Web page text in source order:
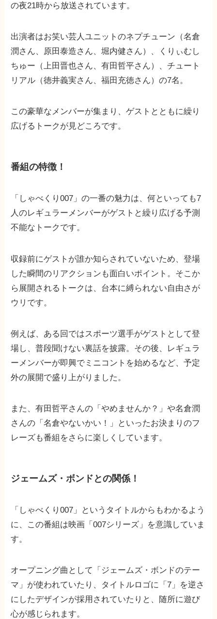
の夜21時から放送されています。
出演者はお笑い芸人ユニットのネプチューン（名倉
潤さん、原田泰造さん、堀内健さん）、くりぃむし
ちゅー（上田晋也さん、有田哲平さん）、チュート
リアル（徳井義実さん、福田充徳さん）の7名。
この豪華なメンバーが集まり、ゲストとともに繰り
広げるトークが見どころです。
番組の特徴！
「しゃべくり007」の一番の魅力は、何といっても7
人のレギュラーメンバーがゲストと繰り広げる予測
不能なトークです。
収録前にゲストが誰か知らされていないため、登場
した瞬間のリアクションも面白いポイント。そこか
ら展開されるトークは、台本に縛られない自由さが
ウリです。
例えば、ある回ではスポーツ選手がゲストとして登
場し、普段聞けない裏話を披露。その後、レギュラ
ーメンバーが即興でミニコントを始めるなど、予定
外の展開で盛り上がりました。
また、有田哲平さんの「やめませんか？」や名倉潤
さんの「名倉やないかい！」といったお決まりのフ
レーズも番組をさらに楽しくしています。
ジェームズ・ボンドとの関係！
「しゃべくり007」というタイトルからもわかるよう
に、この番組は映画「007シリーズ」を意識していま
す。
オープニング曲として「ジェームズ・ボンドのテー
マ」が使われていたり、タイトルロゴに「7」を逆さ
にしたデザインが採用されていたりと、随所に遊び
心が感じられます。